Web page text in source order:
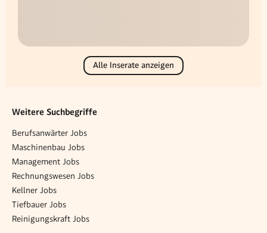
Alle Inserate anzeigen
Weitere Suchbegriffe
Berufsanwärter Jobs
Maschinenbau Jobs
Management Jobs
Rechnungswesen Jobs
Kellner Jobs
Tiefbauer Jobs
Reinigungskraft Jobs